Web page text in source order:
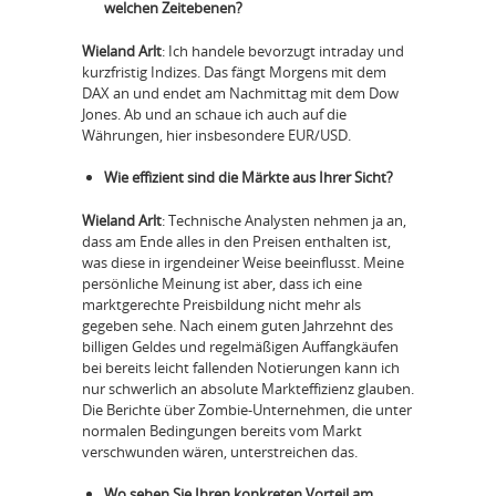
welchen Zeitebenen?
Wieland Arlt: Ich handele bevorzugt intraday und
kurzfristig Indizes. Das fängt Morgens mit dem
DAX an und endet am Nachmittag mit dem Dow
Jones. Ab und an schaue ich auch auf die
Währungen, hier insbesondere EUR/USD.
Wie effizient sind die Märkte aus Ihrer Sicht?
Wieland Arlt: Technische Analysten nehmen ja an,
dass am Ende alles in den Preisen enthalten ist,
was diese in irgendeiner Weise beeinflusst. Meine
persönliche Meinung ist aber, dass ich eine
marktgerechte Preisbildung nicht mehr als
gegeben sehe. Nach einem guten Jahrzehnt des
billigen Geldes und regelmäßigen Auffangkäufen
bei bereits leicht fallenden Notierungen kann ich
nur schwerlich an absolute Markteffizienz glauben.
Die Berichte über Zombie-Unternehmen, die unter
normalen Bedingungen bereits vom Markt
verschwunden wären, unterstreichen das.